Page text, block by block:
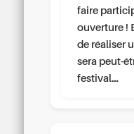
faire
ouverture !
de réaliser
sera peut-
festival…